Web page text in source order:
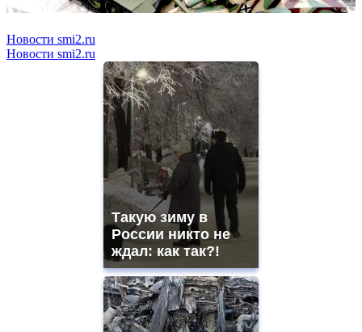
Новости smi2.ru
Новости smi2.ru
Такую зиму в
России никто не
ждал: как так?!